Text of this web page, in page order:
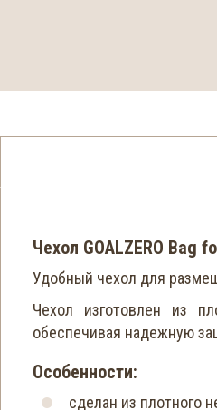
Чехол GOALZERO Bag
Удобный чехол для
Чехол изготовлен из
обеспечивая надежную
Особенности:
сделан из плотного